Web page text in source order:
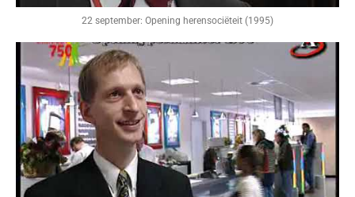
22 september: Opening herensociëteit (1995)